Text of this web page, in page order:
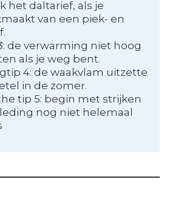
het daltarief, als je
van een piek- en
de verwarming niet hoog
als je weg bent.
4: de waakvlam uitzette
in de zomer.
tip 5: begin met strijken
nog niet helemaal